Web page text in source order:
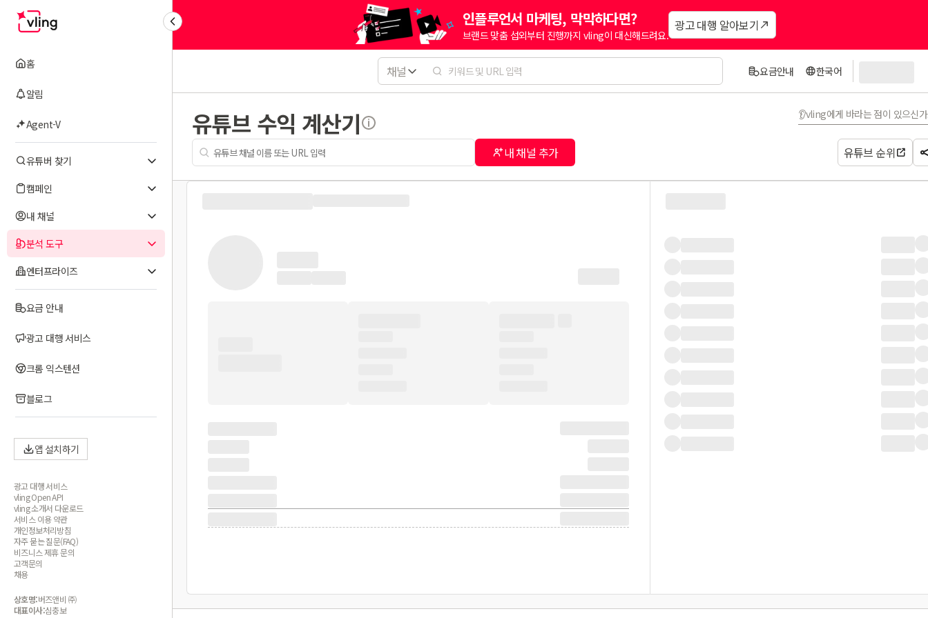
홈
알림
Agent-V
유튜버 찾기
캠페인
내 채널
분석 도구
엔터프라이즈
요금 안내
광고 대행 서비스
크롬 익스텐션
블로그
앱 설치하기
광고 대행 서비스
vling Open API
vling 소개서 다운로드
서비스 이용 약관
개인정보처리방침
자주 묻는 질문(FAQ)
비즈니스 제휴 문의
고객문의
채용
상호명:버즈앤비 ㈜
대표이사:심충보
인플루언서 마케팅, 막막하다면?
브랜드 맞춤 섭외부터 진행까지 vling이 대신해드려요.
광고 대행 알아보기
채널 요금안내 한국어
유튜브 수익 계산기 👂vling에게 바라는 점이 있으신
내 채널 추가 유튜브 순위